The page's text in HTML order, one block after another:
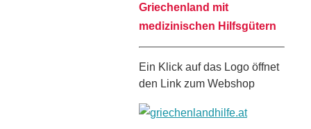
Griechenland mit
medizinischen Hilfsgütern
Ein Klick auf das Logo öffnet
den Link zum Webshop